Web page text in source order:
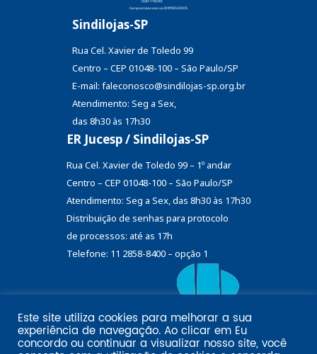
Sindilojas-SP
Rua Cel. Xavier de Toledo 99
Centro – CEP 01048-100 – São Paulo/SP
E-mail: faleconosco@sindilojas-sp.org.br
Atendimento: Seg a Sex,
das 8h30 às 17h30
ER Jucesp / Sindilojas-SP
Rua Cel. Xavier de Toledo 99 – 1º andar
Centro – CEP 01048-100 – São Paulo/SP
Atendimento: Seg a Sex, das 8h30 às 17h30
Distribuição de senhas para protocolo
de processos: até as 17h
Telefone: 11 2858-8400 – opção 1
Email marketing por:
Pol�tica de privacidade SINDILOJAS-SPAcesse aqui
Este site utiliza cookies para melhorar a sua
experiência de navegação. Ao clicar em Eu
concordo ou continuar a visualizar nosso site, você